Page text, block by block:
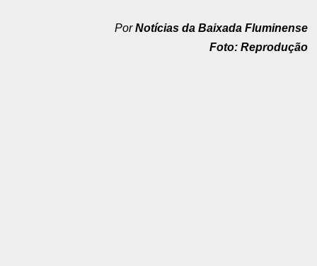
PorNotícias da Baixada Fluminense
Foto: Reprodução